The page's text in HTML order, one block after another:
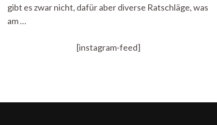
gibt es zwar nicht, dafür aber diverse Ratschläge, was
am …
[instagram-feed]